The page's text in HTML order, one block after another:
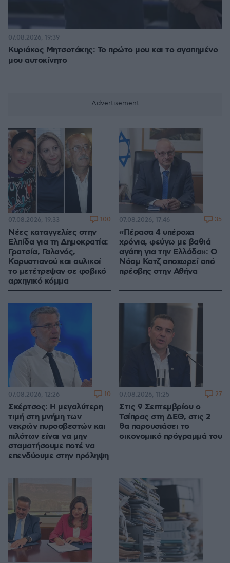
Κυριάκος Μητσοτάκης: Το πρώτο μου και το αγαπημένο
μου αυτοκίνητο
07.08.2026, 19:39
Νέες καταγγελίες στην
Ελπίδα για τη Δημοκρατία:
Γρατσία, Γαλανός,
Καρυστιανού και αυλικοί
το μετέτρεψαν σε φοβικό
αρχηγικό κόμμα
07.08.2026, 19:33 100
«Πέρασα 4 υπέροχα
χρόνια, φεύγω με βαθιά
αγάπη για την Ελλάδα»: Ο
Νόαμ Κατζ αποχωρεί από
πρέσβης στην Αθήνα
07.08.2026, 17:46 35
Σκέρτσος: Η μεγαλύτερη
τιμή στη μνήμη των
νεκρών πυροσβεστών και
πιλότων είναι να μην
σταματήσουμε ποτέ να
επενδύουμε στην πρόληψη
07.08.2026, 12:26 10
Στις 9 Σεπτεμβρίου ο
Τσίπρας στη ΔΕΘ, στις 2
θα παρουσιάσει το
οικονομικό πρόγραμμά του
07.08.2026, 11:25 27